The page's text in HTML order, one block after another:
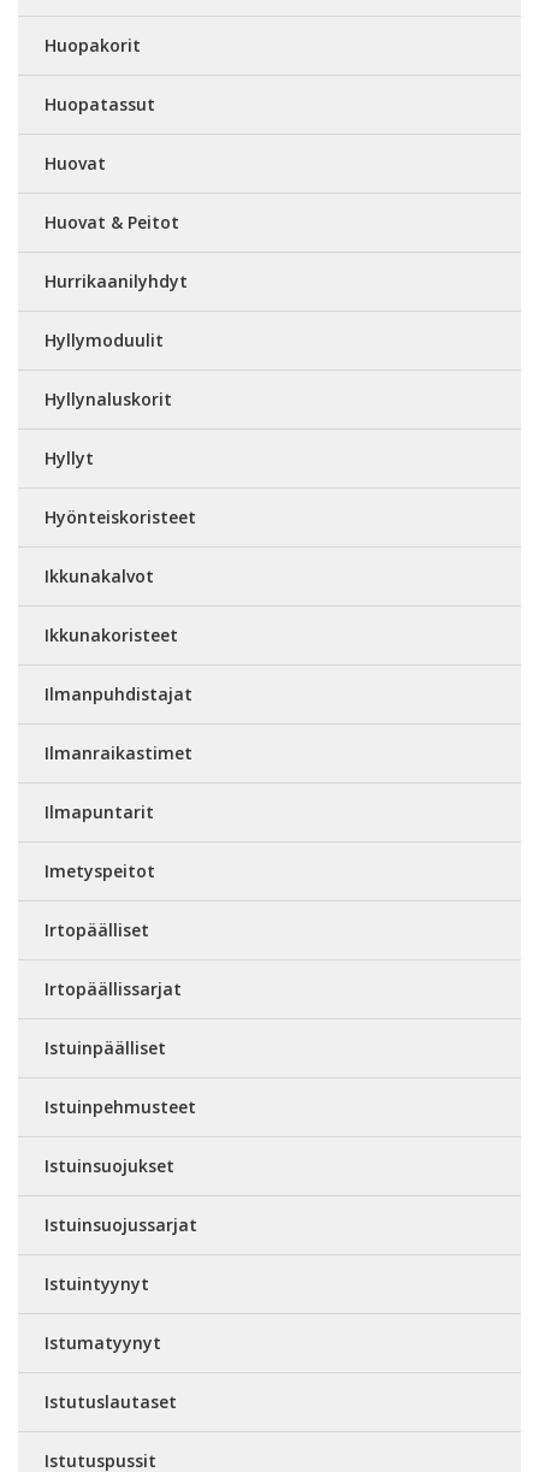
Huopakorit
Huopatassut
Huovat
Huovat & Peitot
Hurrikaanilyhdyt
Hyllymoduulit
Hyllynaluskorit
Hyllyt
Hyönteiskoristeet
Ikkunakalvot
Ikkunakoristeet
Ilmanpuhdistajat
Ilmanraikastimet
Ilmapuntarit
Imetyspeitot
Irtopäälliset
Irtopäällissarjat
Istuinpäälliset
Istuinpehmusteet
Istuinsuojukset
Istuinsuojussarjat
Istuintyynyt
Istumatyynyt
Istutuslautaset
Istutuspussit